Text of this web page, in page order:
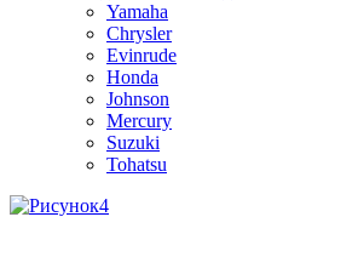
Yamaha
Chrysler
Evinrude
Honda
Johnson
Mercury
Suzuki
Tohatsu